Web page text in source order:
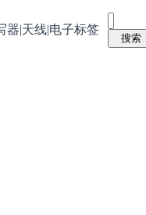
器|天线|电子标签